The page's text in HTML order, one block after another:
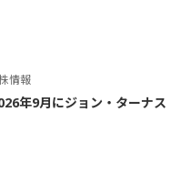
情報
年9月にジョン・ターナス